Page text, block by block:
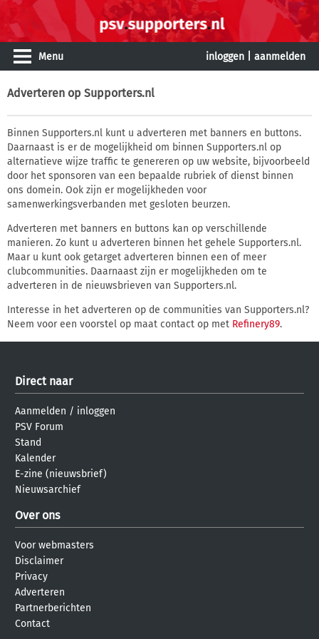
Menu inloggen aanmelden
Adverteren op Supporters.nl
Binnen Supporters.nl kunt u adverteren met banners en buttons.
Daarnaast is er de mogelijkheid om binnen Supporters.nl op
alternatieve wijze traffic te genereren op uw website, bijvoorbeeld
door het sponsoren van een bepaalde rubriek of dienst binnen
ons domein. Ook zijn er mogelijkheden voor
samenwerkingsverbanden met gesloten beurzen.
Adverteren met banners en buttons kan op verschillende
manieren. Zo kunt u adverteren binnen het gehele Supporters.nl.
Maar u kunt ook getarget adverteren binnen een of meer
clubcommunities. Daarnaast zijn er mogelijkheden om te
adverteren in de nieuwsbrieven van Supporters.nl.
Interesse in het adverteren op de communities van Supporters.nl?
Neem voor een voorstel op maat contact op met Refinery89.
Direct naar
Aanmelden / inloggen
PSV Forum
Stand
Kalender
E-zine (nieuwsbrief)
Nieuwsarchief
Over ons
Voor webmasters
Disclaimer
Privacy
Adverteren
Partnerberichten
Contact